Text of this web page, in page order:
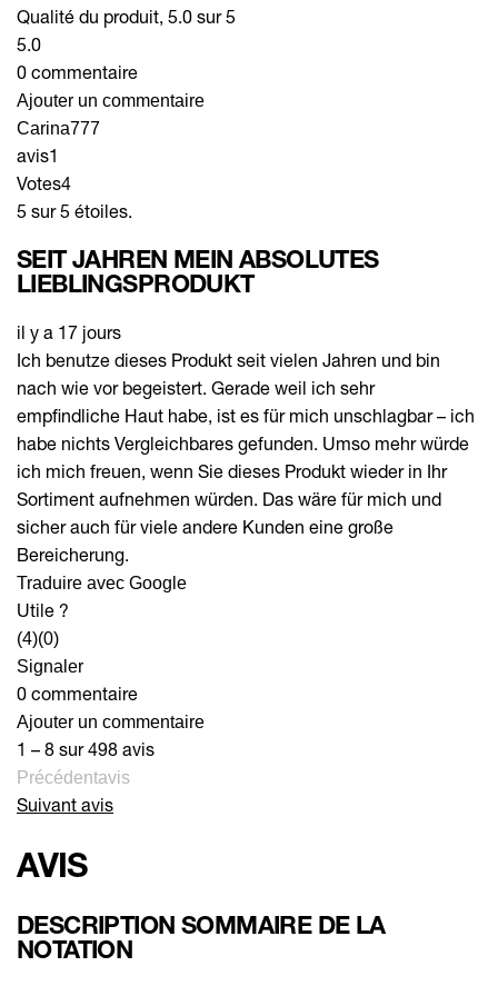
Qualité du produit, 5.0 sur 5
5.0
0 commentaire
Ajouter un commentaire
Carina777
avis1
Votes4
5 sur 5 étoiles.
SEIT JAHREN MEIN ABSOLUTES
LIEBLINGSPRODUKT
il y a 17 jours
Ich benutze dieses Produkt seit vielen Jahren und bin
nach wie vor begeistert. Gerade weil ich sehr
empfindliche Haut habe, ist es für mich unschlagbar – ich
habe nichts Vergleichbares gefunden. Umso mehr würde
ich mich freuen, wenn Sie dieses Produkt wieder in Ihr
Sortiment aufnehmen würden. Das wäre für mich und
sicher auch für viele andere Kunden eine große
Bereicherung.
Traduire avec Google
Utile ?
(4)(0)
Signaler
0 commentaire
Ajouter un commentaire
1 – 8 sur 498 avis
Précédentavis
Suivant avis
AVIS
DESCRIPTION SOMMAIRE DE LA
NOTATION